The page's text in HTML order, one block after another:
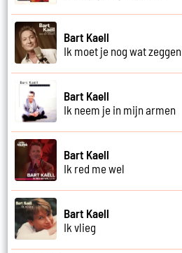
Bart Kaell
Ik moet je nog wat zeggen
Bart Kaell
Ik neem je in mijn armen
Bart Kaell
Ik red me wel
Bart Kaell
Ik vlieg